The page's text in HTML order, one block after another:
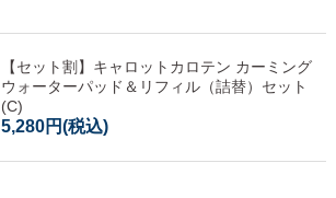
【セット割】キャロットカロテン カーミング
ウォーターパッド＆リフィル（詰替）セット
(C)
5,280円(税込)